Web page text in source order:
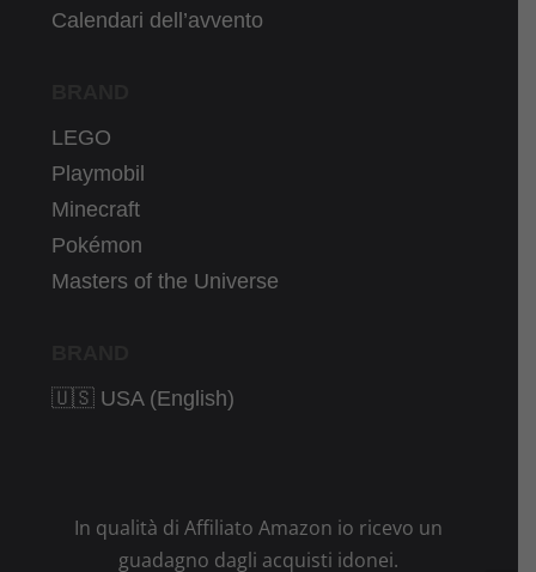
Calendari dell’avvento
LEGO
Playmobil
Minecraft
Pokémon
Masters of the Universe
🇺🇸 USA (English)
In qualità di Affiliato Amazon io ricevo un
guadagno dagli acquisti idonei.